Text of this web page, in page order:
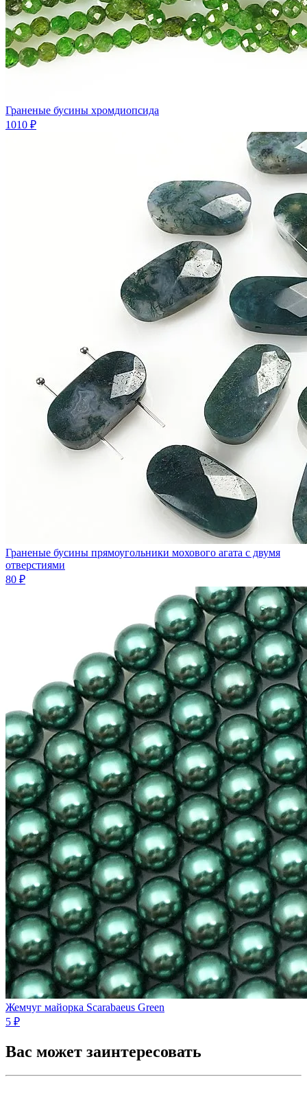
Граненые бусины хромдиопсида
1010 ₽
Граненые бусины прямоугольники мохового агата с двумя
отверстиями
80 ₽
Жемчуг майорка Scarabaeus Green
5 ₽
Вас может заинтересовать